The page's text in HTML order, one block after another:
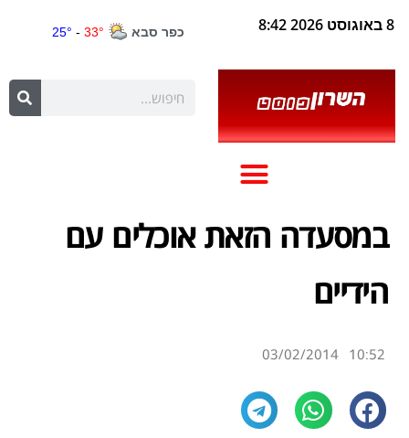
8 באוגוסט 2026 8:42
במסעדה הזאת אוכלים עם
הידיים
10:52
03/02/2014